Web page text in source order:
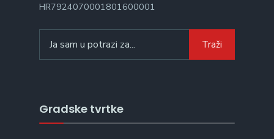
HR7924070001801600001
for:
Traži
Gradske tvrtke